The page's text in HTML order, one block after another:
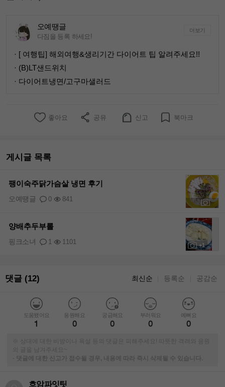
오예땡글
다짐을 등록 하세요!
더보기
· [ 여행팁] 해외여행&생리기간 다이어트 팁 알려주세요!!
· (B)LT샌드위치
· 다이어트냉면/고구마샐러드
좋아요 공유 신고 북마크
게시글 목록
팽이숙주닭가슴살 냉면 후기
0 841
오예땡글
+1
양배추두부롤
1 1101
핑크소녀
댓글 (12) 최신순 등록순 공감순
도움됐어요
1
응원해요
0
궁금해요
0
부러워요
0
예뻐요
0
※ 상대에 대한 비방이나 욕설 등의 댓글은 피해주세요! 따뜻한 격려와 응원
의 글을 남겨주세요~
-
댓글에 대한 신고가 접수될 경우, 내용에 따라 즉시 삭제될 수 있습니다.
흐암파잇팃